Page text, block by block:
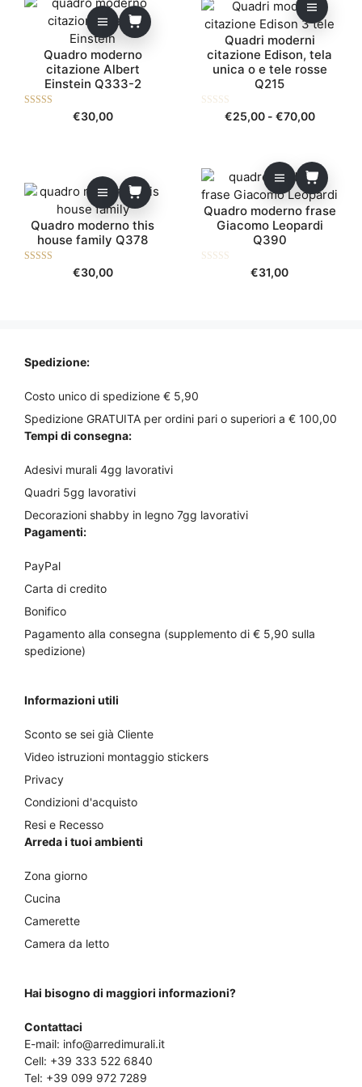
Quadro moderno
citazione Albert
Einstein Q333-2
€30,00
Quadri moderni
citazione Edison, tela
unica o e tele rosse
Q215
€25,00 - €70,00Fascia
da
€25,00
a
€70,00
prodotto
più
varianti.
opzioni
possono
nella
pagina
del
prodotto
Quadro moderno this
house family Q378
€30,00
Quadro moderno frase
Giacomo Leopardi
Q390
€31,00
Spedizione:
Costo unico di spedizione € 5,90
Spedizione GRATUITA per ordini pari o superiori a € 100,00
Tempi di consegna:
Adesivi murali 4gg lavorativi
Quadri 5gg lavorativi
Decorazioni shabby in legno 7gg lavorativi
Pagamenti:
PayPal
Carta di credito
Bonifico
Pagamento alla consegna (supplemento di € 5,90 sulla
spedizione)
Informazioni utili
Sconto se sei già Cliente
Video istruzioni montaggio stickers
Privacy
Condizioni d'acquisto
Resi e Recesso
Arreda i tuoi ambienti
Zona giorno
Cucina
Camerette
Camera da letto
Hai bisogno di maggiori informazioni?
Contattaci
E-mail: info@arredimurali.it
Cell: +39 333 522 6840
Tel: +39 099 972 7289